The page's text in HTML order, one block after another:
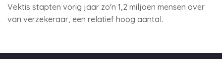
Vektis stapten vorig jaar zo'n 1,2 miljoen mensen over
van verzekeraar, een relatief hoog aantal.